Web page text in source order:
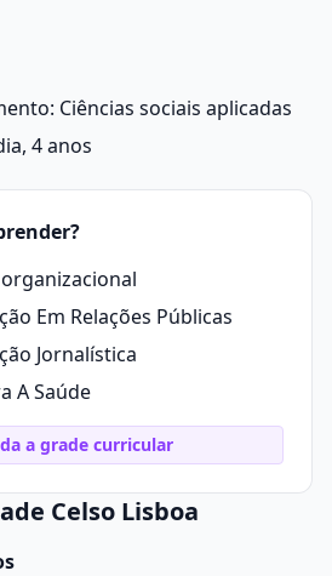
clientes, parceiros, imprensa,
em geral.
Ciências sociais aplicadas
4 anos
Em Relações Públicas
Jornalística
A Saúde
a grade curricular
Celso Lisboa